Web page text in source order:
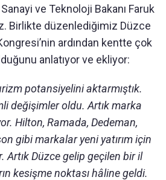
ve Teknoloji Bakanı Faruk
Birlikte düzenlediğimiz Düzce
ardından kentte çok
anlatıyor ve ekliyor:
potansiyelini aktarmıştık.
değişimler oldu. Artık marka
Hilton, Ramada, Dedeman,
gibi markalar yeni yatırım için
Artık Düzce gelip geçilen bir il
kesişme noktası hâline geldi.